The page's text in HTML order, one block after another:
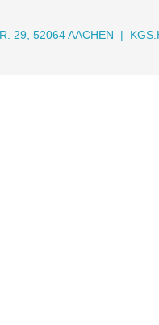
29, 52064 AACHEN |